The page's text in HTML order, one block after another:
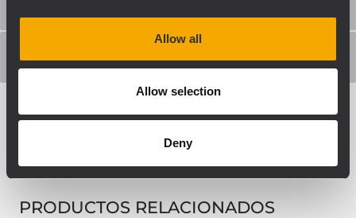
Allow all
Allow selection
Deny
INFORMACIONES DE ENVÍO
PRODUCTOS RELACIONADOS